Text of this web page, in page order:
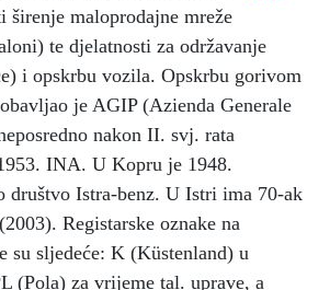
širenje maloprodajne mreže
te djelatnosti za održavanje
i opskrbu vozila. Opskrbu gorivom
je AGIP (Azienda Generale
nakon II. svj. rata
INA. U Kopru je 1948.
društvo Istra-benz. U Istri ima 70-ak
Registarske oznake na
su sljedeće: K (Küstenland) u
(Pola) za vrijeme tal. uprave, a